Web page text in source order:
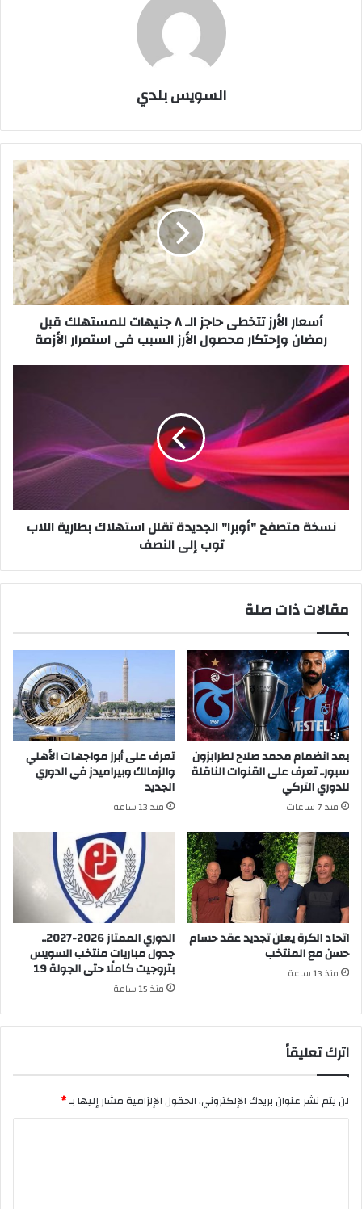
السويس بلدي
أسعار
الأرز
تتخطى
حاجز
الـ
٨
جنيهات
للمستهلك
قبل
رمضان
وإحتكار
محصول
الأرز
السبب
فى
استمرار
أسعار الأرز تتخطى حاجز الـ ٨ جنيهات للمستهلك قبل
رمضان وإحتكار محصول الأرز السبب فى استمرار الأزمة
نسخة
متصفح
"أوبرا"
الجديدة
استهلاك
بطارية
اللاب
توب
إلىنسخة متصفح "أوبرا" الجديدة تقلل استهلاك بطارية اللاب
توب إلى النصف
مقالات ذات صلة
بعد انضمام محمد صلاح لطرابزون
سبور.. تعرف على القنوات الناقلة
للدوري التركي
منذ 7 ساعات
تعرف على أبرز مواجهات الأهلي
والزمالك وبيراميدز في الدوري
الجديد
منذ 13 ساعة
اتحاد الكرة يعلن تجديد عقد حسام
حسن مع المنتخب
منذ 13 ساعة
الدوري الممتاز 2026-2027..
جدول مباريات منتخب السويس
بتروجيت كاملًا حتى الجولة 19
منذ 15 ساعة
اترك تعليقاً
لن يتم نشر عنوان بريدك الإلكتروني.الحقول الإلزامية مشار إليها بـ*